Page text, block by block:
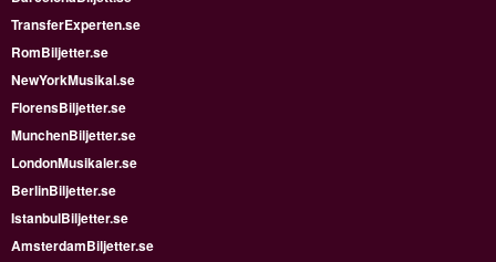
TransferExperten.se
RomBiljetter.se
NewYorkMusikal.se
FlorensBiljetter.se
MunchenBiljetter.se
LondonMusikaler.se
BerlinBiljetter.se
IstanbulBiljetter.se
AmsterdamBiljetter.se